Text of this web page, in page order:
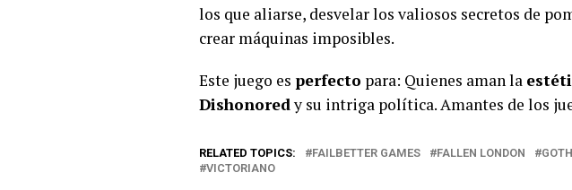
los que aliarse, desvelar los valiosos secretos de
crear máquinas imposibles.
Este juego es perfecto para: Quienes aman la
Dishonoredy su intriga política. Amantes de los
RELATED TOPICS: FAILBETTER GAMES FALLEN LONDON
VICTORIANO